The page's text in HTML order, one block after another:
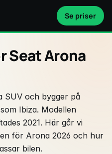
Se priser
Seat Arona
SUV och bygger på
Ibiza. Modellen
2021. Här går vi
för Arona 2026 och hur
bilen.